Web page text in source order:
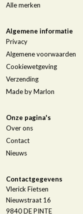
Alle merken
Algemene informatie
Privacy
Algemene voorwaarden
Cookiewetgeving
Verzending
Made by Marlon
Onze pagina's
Over ons
Contact
Nieuws
Contactgegevens
Vlerick Fietsen
Nieuwstraat 16
9840DE PINTE